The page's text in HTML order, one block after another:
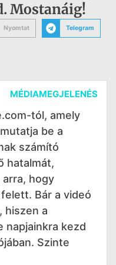
Mostanáig!
Nyomtat Telegram
MÉDIAMEGJELENÉS
tól, amely
be a
számító
hatalmát,
hogy
Bár a videó
hiszen a
napjainkra kezd
Szinte